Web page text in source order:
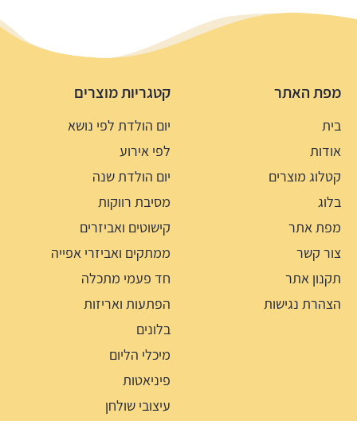
מפת האתר
בית
אודות
קטלוג מוצרים
בלוג
מפת אתר
צור קשר
תקנון אתר
הצהרת נגישות
קטגריות מוצרים
יום הולדת לפי נושא
לפי אירוע
יום הולדת שנה
מסיבת רווקות
קישוטים ואביזרים
ממתקים ואביזרי אפייה
חד פעמי מתכלה
הפתעות ואריזות
בלונים
מיכלי הליום
פיניאטות
עיצובי שולחן